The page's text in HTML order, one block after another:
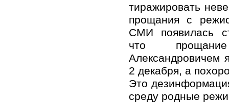
тиражировать
прощания с
СМИ появилась
что
Александровичем
2 декабря, а
Это
среду родные